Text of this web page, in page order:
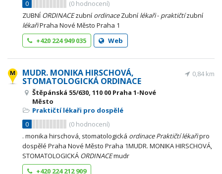
0 (0 hodnocení)
ZUBNÍORDINACEzubní ordinaceZubní lékaři- praktičtízubní
lékařiPraha Nové Město Praha 1
+420 224 949 035
Web
MUDR. MONIKA HIRSCHOVÁ,
STOMATOLOGICKÁ ORDINACE
Štěpánská 55/630, 110 00 Praha 1-Nové
Město
Praktičtí lékaři pro dospělé
0
(0 hodnocení)
0,84 km
. monika hirschová, stomatologická ordinace Praktičtí lékařipro
dospělé Praha Nové Město Praha 1MUDR. MONIKA HIRSCHOVÁ,
STOMATOLOGICKÁ ORDINACEmudr
+420 224 212 909